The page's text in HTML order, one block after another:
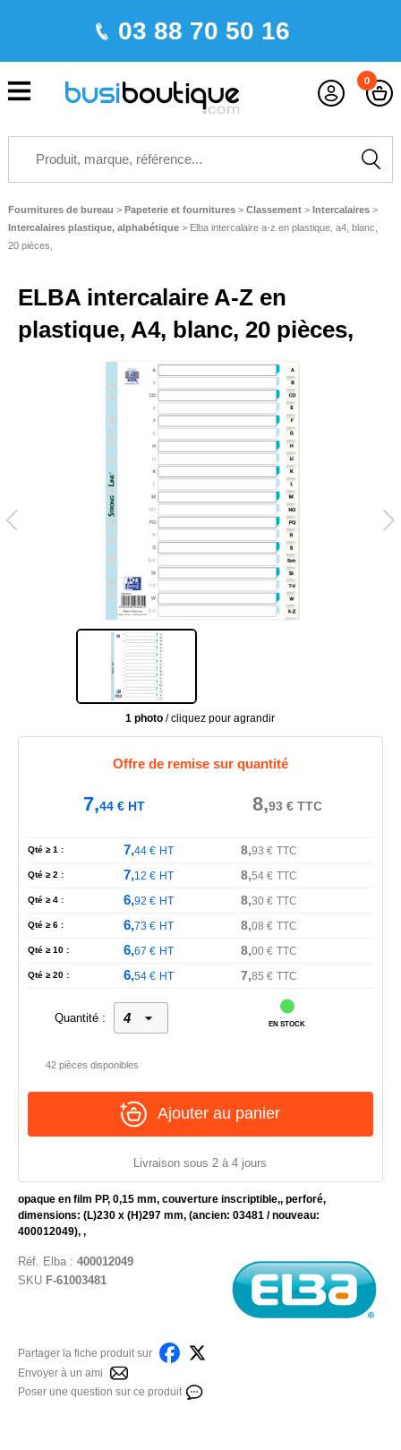
03 88 70 50 16
0
Fournitures de bureau > Papeterie et fournitures > Classement > Intercalaires >
Intercalaires plastique, alphabétique> Elba intercalaire a-z en plastique, a4, blanc,
20 pièces,
ELBA intercalaire A-Z en
plastique, A4, blanc, 20 pièces,
1 photo / cliquez pour agrandir
opaque en film PP, 0,15 mm, couverture inscriptible,, perforé,
dimensions: (L)230 x (H)297 mm, (ancien: 03481 / nouveau:
400012049), ,
Réf. Elba: 400012049
SKU F-61003481
Partager la fiche produit sur
Envoyer à un ami
Poser une question sur ce produit
Offre de remise sur quantité
7,44€HT 8,93€TTC
Qté ≥ 1 : 7,44€ HT 8,93 € TTC
Qté ≥ 2 : 7,12 € HT 8,54€ TTC
Qté ≥ 4 : 6,92 € HT 8,30€ TTC
Qté ≥ 6 : 6,73€ HT 8,08 € TTC
Qté ≥ 10 : 6,67 € HT 8,00€ TTC
Qté ≥ 20 : 6,54€ HT 7,85 € TTC
Quantité :
EN STOCK
42 pièces disponibles
Ajouter au panier
Livraison sous 2 à 4 jours